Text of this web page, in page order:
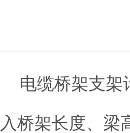
电缆桥架支架
入桥架长度、梁